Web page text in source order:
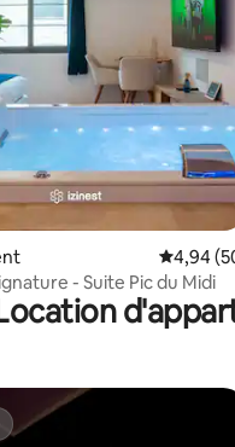
base de 82
4,94
- Suite Pic du Midi